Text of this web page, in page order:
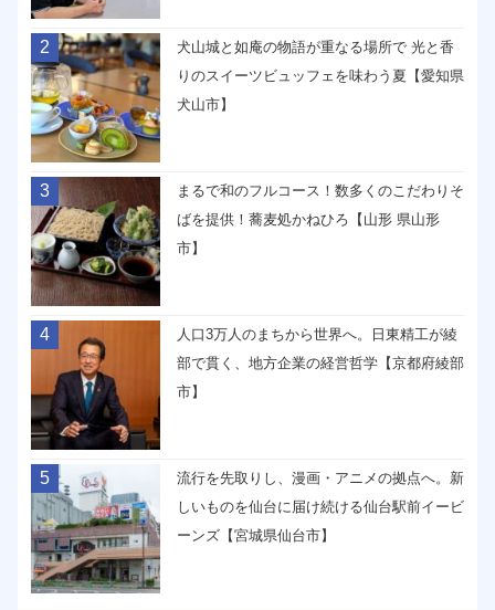
2
犬山城と如庵の物語が重なる場所で 光と香
りのスイーツビュッフェを味わう夏【愛知県
犬山市】
3
まるで和のフルコース！数多くのこだわりそ
ばを提供！蕎麦処かねひろ【山形 県山形
市】
4
人口3万人のまちから世界へ。日東精工が綾
部で貫く、地方企業の経営哲学【京都府綾部
市】
5
流行を先取りし、漫画・アニメの拠点へ。新
しいものを仙台に届け続ける仙台駅前イービ
ーンズ【宮城県仙台市】